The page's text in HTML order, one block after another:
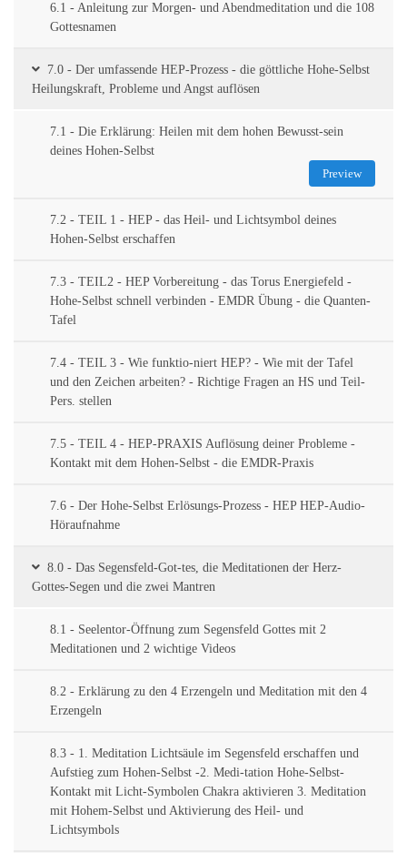
6.1 - Anleitung zur Morgen- und Abendmeditation und die 108
Gottesnamen
7.0 - Der umfassende HEP-Prozess - die göttliche Hohe-Selbst
Heilungskraft, Probleme und Angst auflösen
7.1 - Die Erklärung: Heilen mit dem hohen Bewusst-sein
deines Hohen-Selbst
Preview
7.2 - TEIL 1 - HEP - das Heil- und Lichtsymbol deines
Hohen-Selbst erschaffen
7.3 - TEIL2 - HEP Vorbereitung - das Torus Energiefeld -
Hohe-Selbst schnell verbinden - EMDR Übung - die Quanten-
Tafel
7.4 - TEIL 3 - Wie funktio-niert HEP? - Wie mit der Tafel
und den Zeichen arbeiten? - Richtige Fragen an HS und Teil-
Pers. stellen
7.5 - TEIL 4 - HEP-PRAXIS Auflösung deiner Probleme -
Kontakt mit dem Hohen-Selbst - die EMDR-Praxis
7.6 - Der Hohe-Selbst Erlösungs-Prozess - HEP HEP-Audio-
Höraufnahme
8.0 - Das Segensfeld-Got-tes, die Meditationen der Herz-
Gottes-Segen und die zwei Mantren
8.1 - Seelentor-Öffnung zum Segensfeld Gottes mit 2
Meditationen und 2 wichtige Videos
8.2 - Erklärung zu den 4 Erzengeln und Meditation mit den 4
Erzengeln
8.3 - 1. Meditation Lichtsäule im Segensfeld erschaffen und
Aufstieg zum Hohen-Selbst -2. Medi-tation Hohe-Selbst-
Kontakt mit Licht-Symbolen Chakra aktivieren 3. Meditation
mit Hohem-Selbst und Aktivierung des Heil- und
Lichtsymbols